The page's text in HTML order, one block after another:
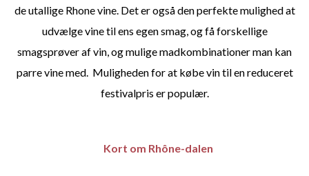
de utallige Rhone vine. Det er også den perfekte mulighed at
udvælge vine til ens egen smag, og få forskellige
smagsprøver af vin, og mulige madkombinationer man kan
parre vine med. Muligheden for at købe vin til en reduceret
festivalpris er populær.
Kort om Rhône-dalen